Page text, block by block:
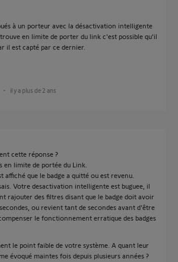
à un porteur avec la désactivation intelligente
en limite de porter du link c'est possible qu'il
il est capté par ce dernier.
il y a plus de 2 ans
cette réponse ?
en limite de portée du Link.
affiché que le badge a quitté ou est revenu.
Votre desactivation intelligente est buguee, il
rajouter des filtres disant que le badge doit avoir
ou revient tant de secondes avant d'être
le fonctionnement erratique des badges
le point faible de votre système. A quant leur
évoqué maintes fois depuis plusieurs années ?